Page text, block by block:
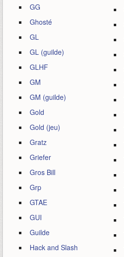
GG
Ghosté
GL
GL (guilde)
GLHF
GM
GM (guilde)
Gold
Gold (jeu)
Gratz
Griefer
Gros Bill
Grp
GTAE
GUI
Guilde
Hack and Slash